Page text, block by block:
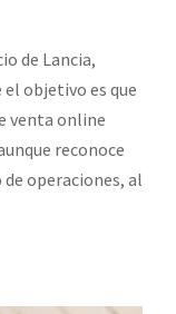
de Lancia,
el objetivo es que
venta online
reconoce
operaciones, al